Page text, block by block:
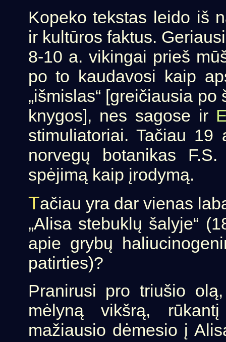
Kopeko tekstas leido iš
ir kultūros faktus.
8-10 a. vikingai prieš
po to kaudavosi kaip
„išmislas“ [greičiausia
knygos], nes sagose ir
stimuliatoriai. Tačiau 19
norvegų botanikas
spėjimą kaip įrodymą.
Tačiau yra dar vienas
„Alisa stebuklų šalyje“
apie grybų
patirties)?
Pranirusi pro triušio
mėlyną vikšrą,
mažiausio dėmesio į